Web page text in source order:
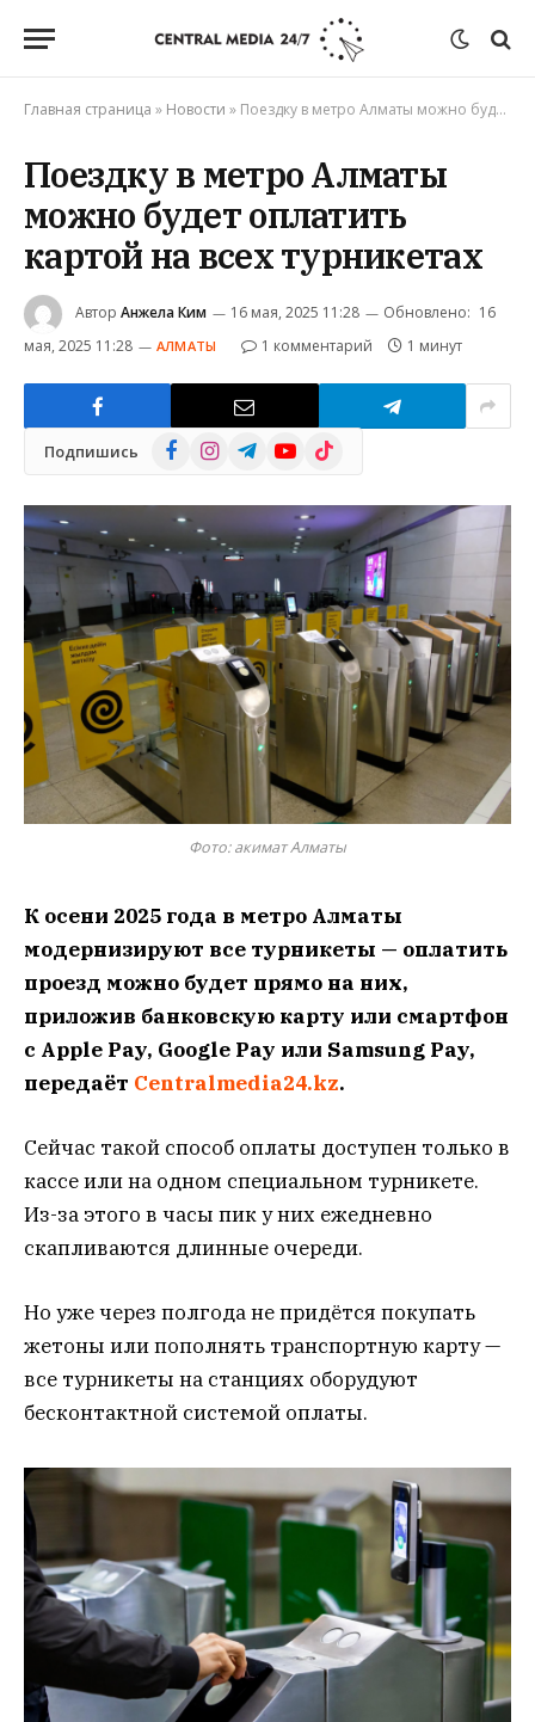
Главная страница » Новости » Поездку в метро Алматы можно будет оплатить картой на всех турникетах
Поездку в метро Алматы
можно будет оплатить
картой на всех турникетах
Автор Анжела Ким 16 мая, 2025 11:28 Обновлено: 16
мая, 2025 11:28
АЛМАТЫ 1 комментарий 1 минут
Подпишись FacebookInstagramTelegramYouTube
TikTok
Фото: акимат Алматы
К осени 2025 года в метро Алматы
модернизируют все турникеты — оплатить
проезд можно будет прямо на них,
приложив банковскую карту или смартфон
с Apple Pay, Google Pay или Samsung Pay,
передаёт Centralmedia24.kz.
Сейчас такой способ оплаты доступен только в
кассе или на одном специальном турникете.
Из-за этого в часы пик у них ежедневно
скапливаются длинные очереди.
Но уже через полгода не придётся покупать
жетоны или пополнять транспортную карту —
все турникеты на станциях оборудуют
бесконтактной системой оплаты.